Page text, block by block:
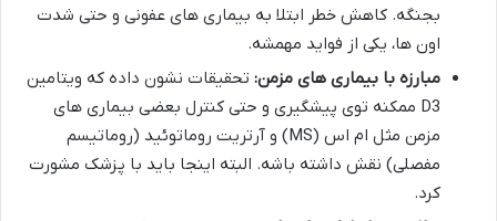
بجنگه. کاهش خطر ابتلا به بیماری های عفونی و حتی شدت
اون ها، یکی از فواید مهمشه.
مبارزه با بیماری های مزمن: تحقیقات نشون داده که ویتامین
D3 ممکنه توی پیشگیری و حتی کنترل بعضی بیماری های
مزمن مثل ام اس (MS) و آرتریت روماتوئید (روماتیسم
مفصلی) نقش داشته باشه. البته اینجا باید با پزشک مشورت
کرد.